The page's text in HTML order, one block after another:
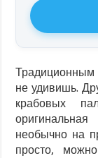
Традиционным
не удивишь.
крабовых
необычно на
просто,